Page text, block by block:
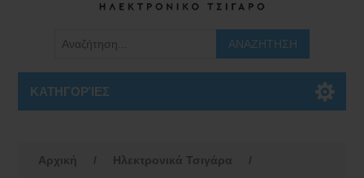
ΚΑΤΗΓΟΡΊΕΣ
Αρχική / Ηλεκτρονικά Τσιγάρα
/